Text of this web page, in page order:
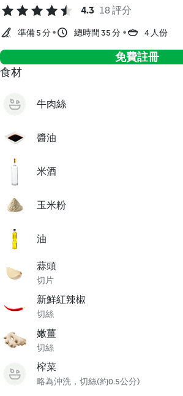
4.3 18 評分
準備 5 分 總時間 35 分 4 人份
免費註冊
食材
牛肉絲
醬油
米酒
玉米粉
油
蒜頭
切片
新鮮紅辣椒
切絲
嫩薑
切絲
榨菜
略為沖洗，切絲(約0.5公分)